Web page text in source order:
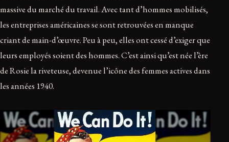
massive du marché du travail. Avec tant d’hommes mobilisés,
les entreprises américaines se sont retrouvées en manque
criant de main-d’œuvre. Peu à peu, elles ont cessé d’exiger que
leurs employés soient des hommes. C’est ainsi qu’est née l’ère
de Rosie la riveteuse, devenue l’icône des femmes actives dans
les années 1940.